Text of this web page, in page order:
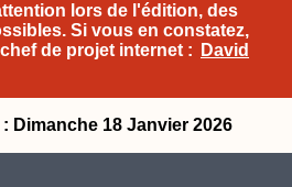
lors de l'édition, des
Si vous en constatez,
de projet internet :
David
Dimanche 18 Janvier 2026